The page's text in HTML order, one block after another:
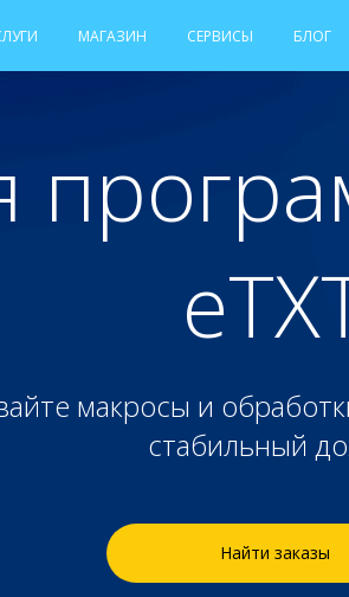
МАГАЗИН СЕРВИСЫ БЛОГ
макросы и
стабильный
Найти заказы